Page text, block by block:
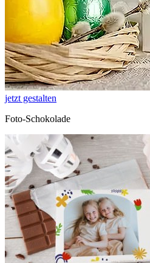
jetzt gestalten
Foto-Schokolade